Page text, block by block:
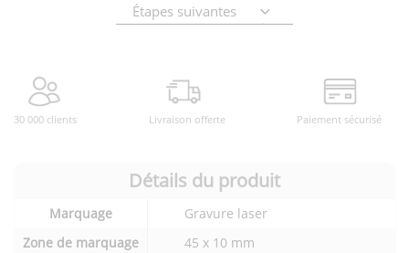
Étapes suivantes
30 000 clients Livraison offerte Paiement sécurisé
Détails
techniques
du
produit
Détails du produit
Marquage
Gravure laser
Zone de marquage
45 x 10 mm